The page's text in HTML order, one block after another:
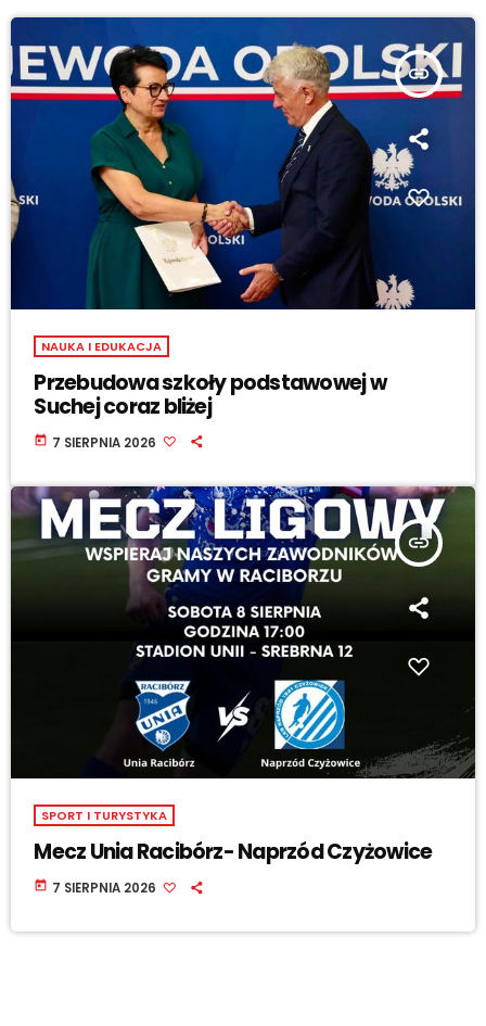
insert_link
NAUKA I EDUKACJA
Przebudowa szkoły podstawowej w
Suchej coraz bliżej
today 7 SIERPNIA 2026
insert_link
SPORT I TURYSTYKA
Mecz Unia Racibórz- Naprzód Czyżowice
today 7 SIERPNIA 2026